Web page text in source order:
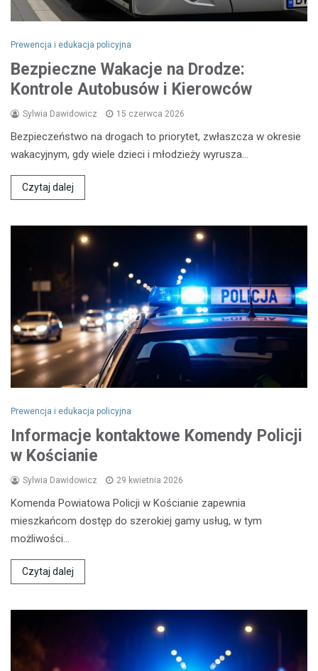
Prewencja i edukacja policyjna
Bezpieczne Wakacje na Drodze:
Kontrole Autobusów i Kierowców
Sylwia Dawidowicz 15 czerwca 2026
Bezpieczeństwo na drogach to priorytet, zwłaszcza w okresie
wakacyjnym, gdy wiele dzieci i młodzieży wyrusza…
Czytaj dalej
Prewencja i edukacja policyjna
Informacje kontaktowe Komendy Policji
w Kościanie
Sylwia Dawidowicz 29 kwietnia 2026
Komenda Powiatowa Policji w Kościanie zapewnia
mieszkańcom dostęp do szerokiej gamy usług, w tym
możliwości…
Czytaj dalej